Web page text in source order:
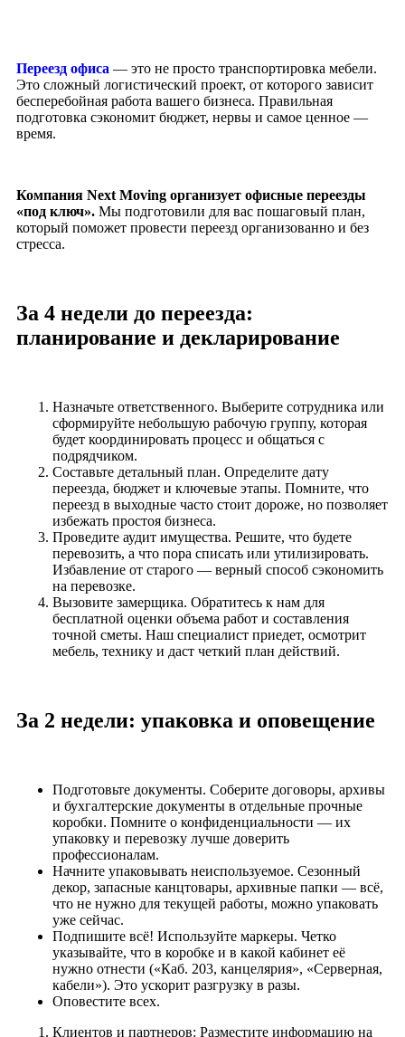
Переезд офиса — это не просто транспортировка мебели.
Это сложный логистический проект, от которого зависит
бесперебойная работа вашего бизнеса. Правильная
подготовка сэкономит бюджет, нервы и самое ценное —
время.
Компания Next Moving организует офисные переезды
«под ключ». Мы подготовили для вас пошаговый план,
который поможет провести переезд организованно и без
стресса.
За 4 недели до переезда:
планирование и декларирование
Назначьте ответственного. Выберите сотрудника или
сформируйте небольшую рабочую группу, которая
будет координировать процесс и общаться с
подрядчиком.
Составьте детальный план. Определите дату
переезда, бюджет и ключевые этапы. Помните, что
переезд в выходные часто стоит дороже, но позволяет
избежать простоя бизнеса.
Проведите аудит имущества. Решите, что будете
перевозить, а что пора списать или утилизировать.
Избавление от старого — верный способ сэкономить
на перевозке.
Вызовите замерщика. Обратитесь к нам для
бесплатной оценки объема работ и составления
точной сметы. Наш специалист приедет, осмотрит
мебель, технику и даст четкий план действий.
За 2 недели: упаковка и оповещение
Подготовьте документы. Соберите договоры, архивы
и бухгалтерские документы в отдельные прочные
коробки. Помните о конфиденциальности — их
упаковку и перевозку лучше доверить
профессионалам.
Начните упаковывать неиспользуемое. Сезонный
декор, запасные канцтовары, архивные папки — всё,
что не нужно для текущей работы, можно упаковать
уже сейчас.
Подпишите всё! Используйте маркеры. Четко
указывайте, что в коробке и в какой кабинет её
нужно отнести («Каб. 203, канцелярия», «Серверная,
кабели»). Это ускорит разгрузку в разы.
Оповестите всех.
Клиентов и партнеров: Разместите информацию на